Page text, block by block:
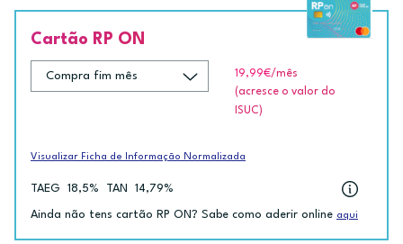
Cartão RP ON
19,99€/mês
(acresce o valor do
ISUC)
Visualizar Ficha de Informação Normalizada
TAEG 18,5% TAN 14,79%
Ainda não tens cartão RP ON? Sabe como aderir online aqui